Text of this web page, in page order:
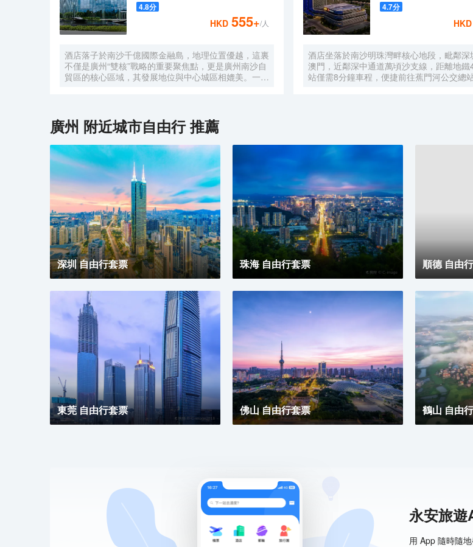
4.8分
HKD 555+/人
酒店落子於南沙千億國際金融島，地理位置優越，這裏
不僅是廣州“雙核”戰略的重要聚焦點，更是廣州南沙自
貿區的核心區域，其發展地位與中心城區相媲美。一小
含西式願景——Amazing（令人驚歎），
Astonishing（令人震撼），隱含着酒店將成為南沙乃
至全球矚目的中式美學新地標的美好期許。 酒店作為
南沙國際會展中心綜合體重要組成部分，以“木棉花
開，鴻翔海絲”之設計理念，以大灣區金融新地標之姿
態，締造南沙“立足灣區、協同港澳、面向世界”的實踐
範本。
4.7分
HKD
酒店坐落於南沙明珠灣畔核心地段，毗鄰深
澳門，近鄰深中通道萬頃沙支線，距離地鐵
站僅需8分鐘車程，便捷前往蕉門河公交總
代經典與優雅，滿足休閒賓客對在地文化的
驗。配備粵式風味的林苑中餐廳、中西結合
珍饈美饌。酒店擁有馬丁叔叔的農場，小朋
與小動物們互動亦或參與馬丁叔叔課堂，共
子時光。同時，酒店擁有1,600平方米的宴會
地以及寬敞的戶外草坪，可滿足不同的會議
求，無論商務出行亦或休閒旅遊期待與您共
見另一種可能。
廣州 附近城市自由行 推薦
深圳 自由行套票 珠海 自由行套票 順德 自由
東莞 自由行套票 佛山 自由行套票 鶴山 自由
永安旅遊
用 App 隨時隨